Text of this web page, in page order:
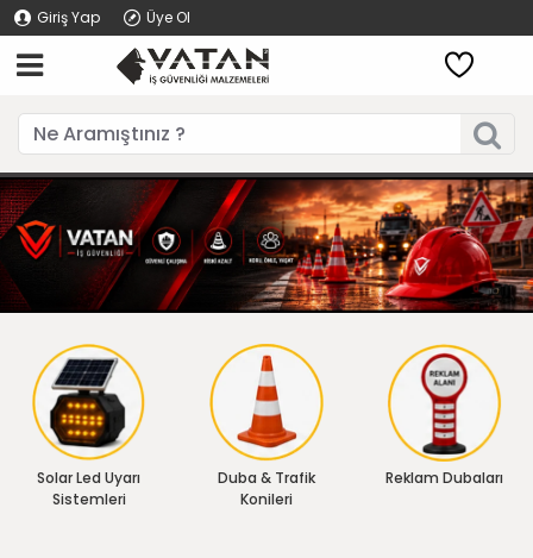
Giriş Yap Üye Ol
Solar Led Uyarı
Sistemleri
Duba & Trafik
Konileri
Reklam Dubaları